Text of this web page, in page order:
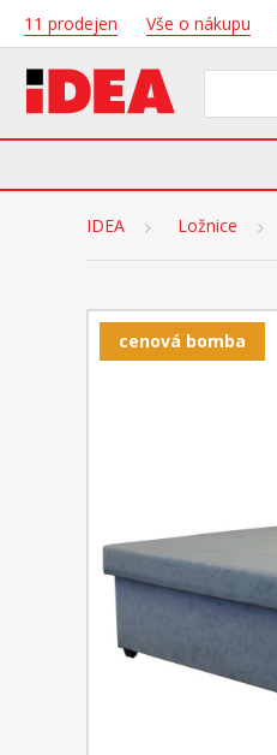
11 prodejen Vše o nákupu
IDEA Ložnice
cenová bomba